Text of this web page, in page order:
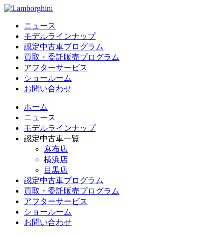
ニュース
モデルラインナップ
認定中古車プログラム
買取・委託販売プログラム
アフターサービス
ショールーム
お問い合わせ
ホーム
ニュース
モデルラインナップ
認定中古車一覧
麻布店
横浜店
目黒店
認定中古車プログラム
買取・委託販売プログラム
アフターサービス
ショールーム
お問い合わせ